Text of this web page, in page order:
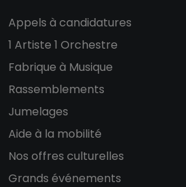
Appels à candidatures
1 Artiste 1 Orchestre
Fabrique à Musique
Rassemblements
Jumelages
Aide à la mobilité
Nos offres culturelles
Grands événements